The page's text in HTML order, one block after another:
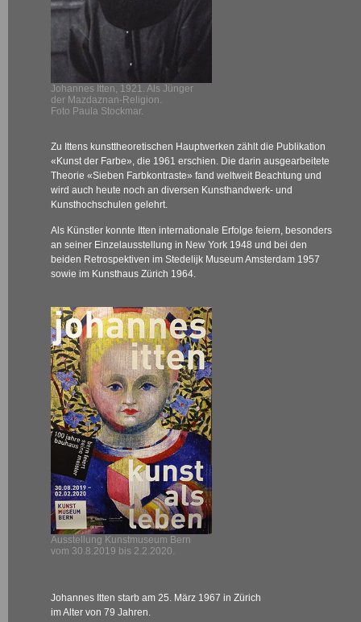
Johannes Itten, 1921. Als Jünger
der Mazdaznan-Religion.
Foto Paula Stockmar.
Zu Ittens kunsttheoretischen Hauptwerken zählt die Publikation
«Kunst der Farbe», die 1961 erschien. Die darin ausgearbeitete
Theorie «Sieben Farbkontraste» fand weltweit Beachtung und
wird auch heute noch an diversen Kunsthandwerk- und
Kunsthochschulen gelehrt.
Als Künstler konnte Itten internationale Erfolge feiern, besonders
an seiner Einzelausstellung in New York 1948 und bei den
beiden Retrospektiven im Stedelijk Museum Amsterdam 1957
sowie im Kunsthaus Zürich 1964.
Ausstellung Kunstmuseum Bern
vom 30.8.2019 bis 2.2.2020.
Johannes Itten starb am 25. März 1967 in Zürich
im Alter von 79 Jahren.